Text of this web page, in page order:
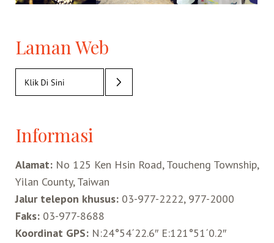
Laman Web
Informasi
Alamat:No 125 Ken Hsin Road, Toucheng Township,
Yilan County, Taiwan
Jalur telepon khusus:03-977-2222, 977-2000
Faks:03-977-8688
Koordinat GPS:N:24°54´22.6″ E:121°51´0.2″